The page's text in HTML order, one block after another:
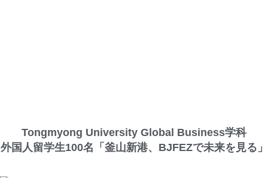
Tongmyong University Global Business学科
外国人留学生100名「釜山新港、BJFEZで未来を見る」